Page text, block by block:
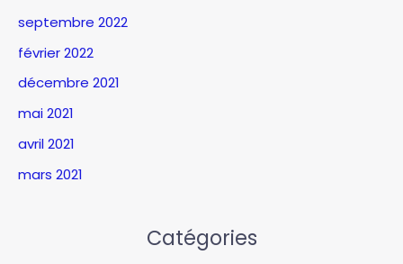
septembre 2022
février 2022
décembre 2021
mai 2021
avril 2021
mars 2021
Catégories